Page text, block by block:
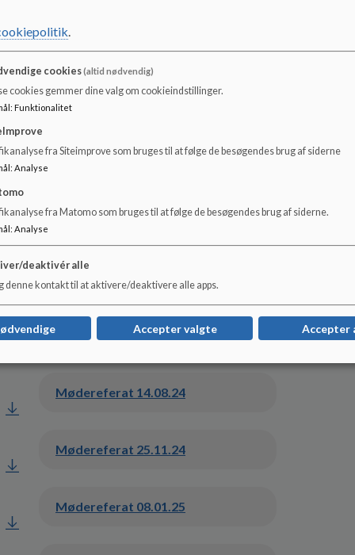
Mødereferat 12.03.2019
Mødereferat 04.02.2019
Mødereferat 14.11.2018
Mødereferat 08.10.2018
Mødereferat 03.09.2018
Mødereferat 14.08.24
Mødereferat 25.11.24
Mødereferat 08.01.25
.
cookies(altid nødvendig)
cookies gemmer dine valg om cookieindstillinger.
: Funktionalitet
fra Siteimprove som bruges til at følge de besøgendes brug af siderne
: Analyse
fra Matomo som bruges til at følge de besøgendes brug af siderne.
: Analyse
deaktivér alle
denne kontakt til at aktivere/deaktivere alle apps.
Accepter valgte Accepter